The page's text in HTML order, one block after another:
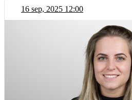
16 sep, 2025 12:00